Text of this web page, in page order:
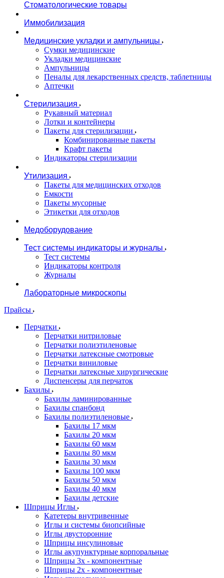
Стоматологические товары
Иммобилизация
Медицинские укладки и ампульницы
Сумки медицинские
Укладки медицинские
Ампульницы
Пеналы для лекарственных средств, таблетницы
Аптечки
Стерилизация
Рукавный материал
Лотки и контейнеры
Пакеты для стерилизации
Комбинированные пакеты
Крафт пакеты
Индикаторы стерилизации
Утилизация
Пакеты для медицинских отходов
Емкости
Пакеты мусорные
Этикетки для отходов
Медоборудование
Тест системы индикаторы и журналы
Тест системы
Индикаторы контроля
Журналы
Лабораторные микроскопы
Прайсы
Перчатки
Перчатки нитриловые
Перчатки полиэтиленовые
Перчатки латексные смотровые
Перчатки виниловые
Перчатки латексные хирургические
Диспенсеры для перчаток
Бахилы
Бахилы ламинированные
Бахилы спанбонд
Бахилы полиэтиленовые
Бахилы 17 мкм
Бахилы 20 мкм
Бахилы 60 мкм
Бахилы 80 мкм
Бахилы 30 мкм
Бахилы 100 мкм
Бахилы 50 мкм
Бахилы 40 мкм
Бахилы детские
Шприцы Иглы
Катетеры внутривенные
Иглы и системы биопсийные
Иглы двусторонние
Шприцы инсулиновые
Иглы акупунктурные корпоральные
Шприцы 3х - компонентные
Шприцы 2х - компонентные